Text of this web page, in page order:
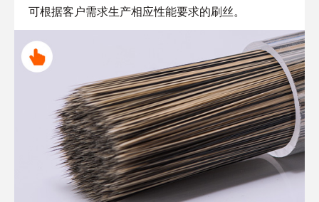
可根据客户需求生产相应性能要求的刷丝。